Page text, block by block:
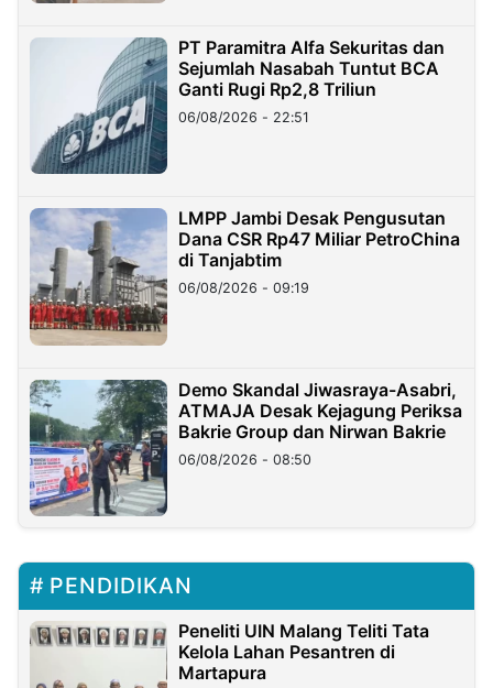
PT Paramitra Alfa Sekuritas dan
Sejumlah Nasabah Tuntut BCA
Ganti Rugi Rp2,8 Triliun
06/08/2026 - 22:51
LMPP Jambi Desak Pengusutan
Dana CSR Rp47 Miliar PetroChina
di Tanjabtim
06/08/2026 - 09:19
Demo Skandal Jiwasraya-Asabri,
ATMAJA Desak Kejagung Periksa
Bakrie Group dan Nirwan Bakrie
06/08/2026 - 08:50
PENDIDIKAN
Peneliti UIN Malang Teliti Tata
Kelola Lahan Pesantren di
Martapura